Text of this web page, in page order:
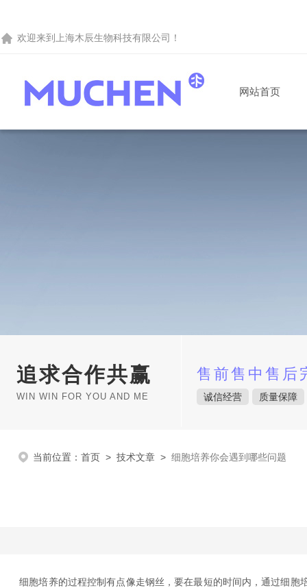
欢迎来到 上海木辰生物科技有限公司 ！
网站首页
追求合作共赢
WIN WIN FOR YOU AND ME
售前售中售后
诚信经营 质量保障
当前位置： 首页 > 技术文章 > 细胞培养你会遇到哪些问题
细胞培养的过程控制有点像走钢丝，要在最短的时间内，通过细胞